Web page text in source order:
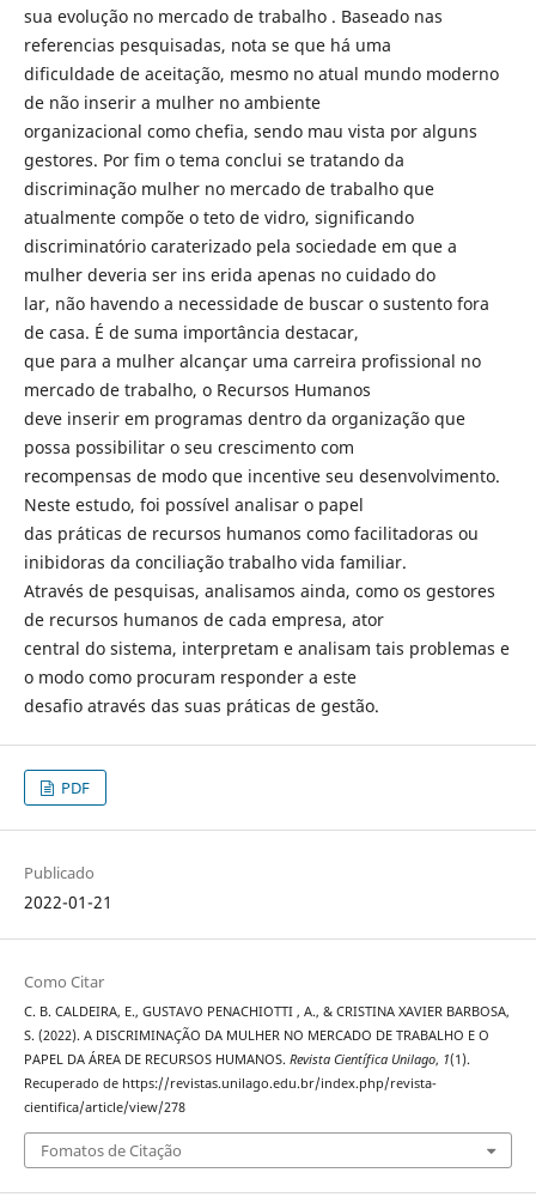
sua evolução no mercado de trabalho . Baseado nas
referencias pesquisadas, nota se que há uma
dificuldade de aceitação, mesmo no atual mundo moderno
de não inserir a mulher no ambiente
organizacional como chefia, sendo mau vista por alguns
gestores. Por fim o tema conclui se tratando da
discriminação mulher no mercado de trabalho que
atualmente compõe o teto de vidro, significando
discriminatório caraterizado pela sociedade em que a
mulher deveria ser ins erida apenas no cuidado do
lar, não havendo a necessidade de buscar o sustento fora
de casa. É de suma importância destacar,
que para a mulher alcançar uma carreira profissional no
mercado de trabalho, o Recursos Humanos
deve inserir em programas dentro da organização que
possa possibilitar o seu crescimento com
recompensas de modo que incentive seu desenvolvimento.
Neste estudo, foi possível analisar o papel
das práticas de recursos humanos como facilitadoras ou
inibidoras da conciliação trabalho vida familiar.
Através de pesquisas, analisamos ainda, como os gestores
de recursos humanos de cada empresa, ator
central do sistema, interpretam e analisam tais problemas e
o modo como procuram responder a este
desafio através das suas práticas de gestão.
PDF
Publicado
2022-01-21
Como Citar
C. B. CALDEIRA, E., GUSTAVO PENACHIOTTI , A., & CRISTINA XAVIER BARBOSA,
S. (2022). A DISCRIMINAÇÃO DA MULHER NO MERCADO DE TRABALHO E O
PAPEL DA ÁREA DE RECURSOS HUMANOS. Revista Científica Unilago, 1(1).
Recuperado de https://revistas.unilago.edu.br/index.php/revista-
cientifica/article/view/278
Fomatos de Citação